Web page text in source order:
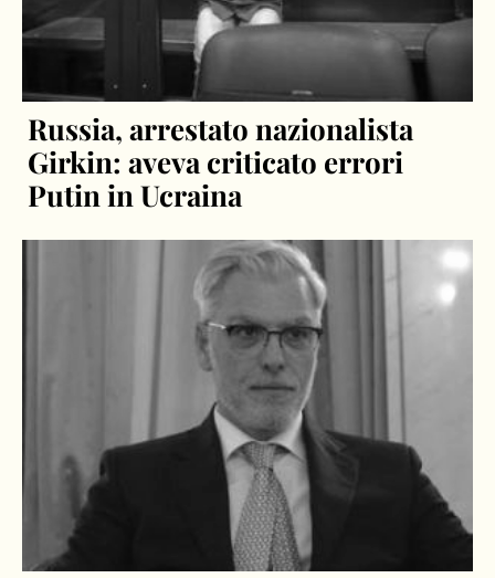
Russia, arrestato nazionalista
Girkin: aveva criticato errori
Putin in Ucraina